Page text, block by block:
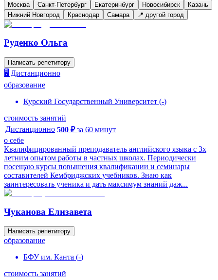
Москва Санкт-Петербург Екатеринбург Новосибирск
Казань
Нижний Новгород
Краснодар Самара 📍 другой город
Руденко Ольга
Написать репетитору
🖥️ Дистанционно
образование
Курский Государственный Университет (-)
стоимость занятий
Дистанционно 500 ₽ за 60 минут
о себе
Квалифицированный преподаватель английского языка с 3х
летним опытом работы в частных школах. Периодически
посещаю курсы повышения квалификации и семинары
составителей Кембриджских учебников. Знаю как
заинтересовать ученика и дать максимум знаний даж...
Чуканова Елизавета
Написать репетитору
образование
БФУ им. Канта (-)
стоимость занятий